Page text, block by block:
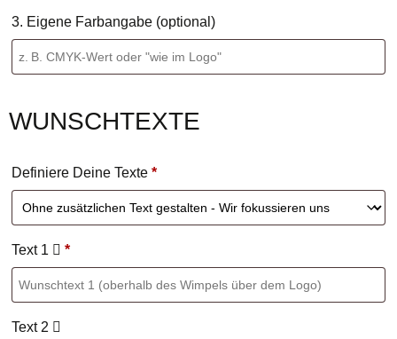
3. Eigene Farbangabe (optional)
WUNSCHTEXTE
Definiere Deine Texte *
Text 1 *
Text 2